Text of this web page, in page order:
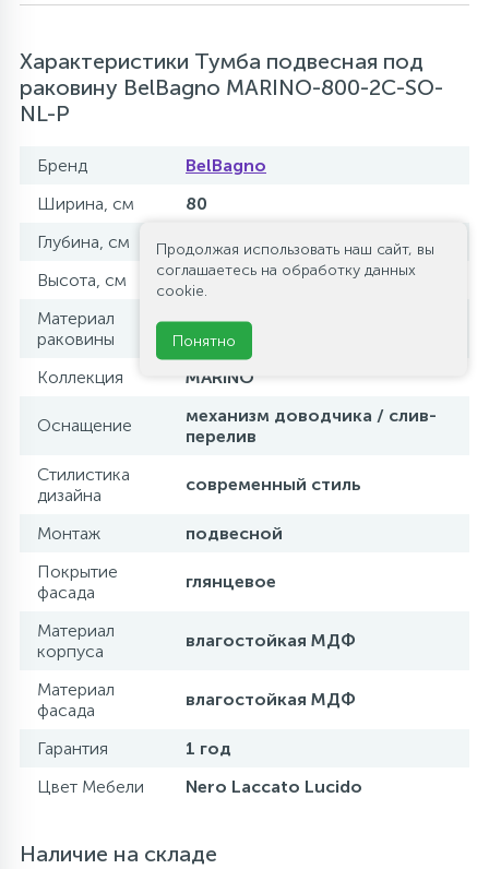
Характеристики Тумба подвесная под
раковину BelBagno MARINO-800-2C-SO-
NL-P
Бренд
BelBagno
Ширина, см
80
Глубина, см
45
Высота, см
55
Материал
раковины
искусственный мрамор
Коллекция MARINO
Оснащение
механизм доводчика / слив-
перелив
Стилистика
дизайна
современный стиль
Монтаж
подвесной
Покрытие
фасада
глянцевое
Материал
корпуса
влагостойкая МДФ
Материал
фасада
влагостойкая МДФ
Гарантия
1 год
Цвет Мебели
Nero Laccato Lucido
Наличие на складе
Продолжая использовать наш сайт, вы
соглашаетесь на обработку данных
cookie.
Понятно